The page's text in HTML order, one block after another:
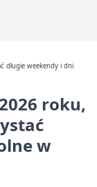
długie weekendy i dni
roku,
w